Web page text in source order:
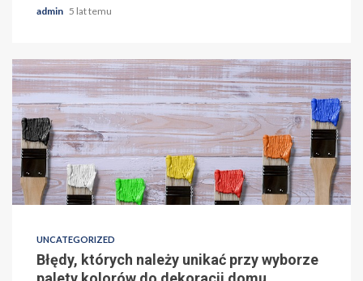
admin 5 lat temu
Wszystkie
newsy
UNCATEGORIZED
Błędy, których należy unikać przy wyborze